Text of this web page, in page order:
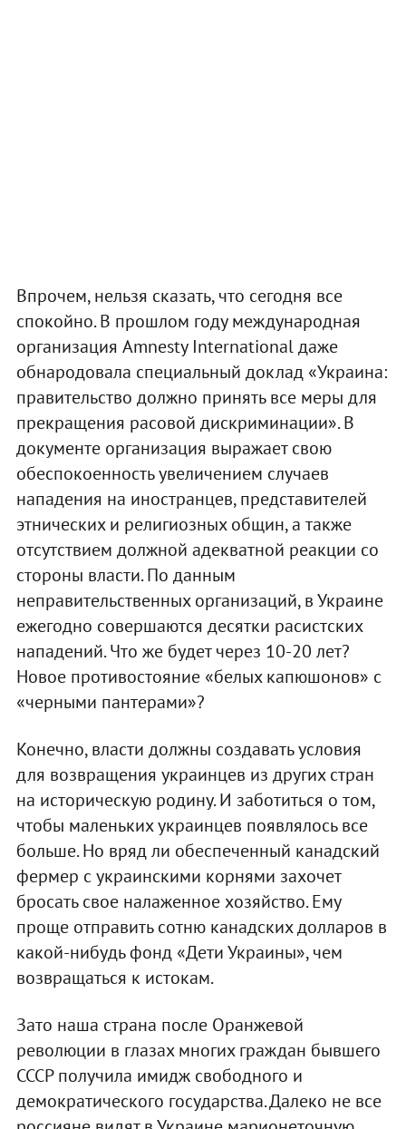
Впрочем, нельзя сказать, что сегодня все
спокойно. В прошлом году международная
организация Amnesty International даже
обнародовала специальный доклад «Украина:
правительство должно принять все меры для
прекращения расовой дискриминации». В
документе организация выражает свою
обеспокоенность увеличением случаев
нападения на иностранцев, представителей
этнических и религиозных общин, а также
отсутствием должной адекватной реакции со
стороны власти. По данным
неправительственных организаций, в Украине
ежегодно совершаются десятки расистских
нападений. Что же будет через 10-20 лет?
Новое противостояние «белых капюшонов» с
«черными пантерами»?
Конечно, власти должны создавать условия
для возвращения украинцев из других стран
на историческую родину. И заботиться о том,
чтобы маленьких украинцев появлялось все
больше. Но вряд ли обеспеченный канадский
фермер с украинскими корнями захочет
бросать свое налаженное хозяйство. Ему
проще отправить сотню канадских долларов в
какой-нибудь фонд «Дети Украины», чем
возвращаться к истокам.
Зато наша страна после Оранжевой
революции в глазах многих граждан бывшего
СССР получила имидж свободного и
демократического государства. Далеко не все